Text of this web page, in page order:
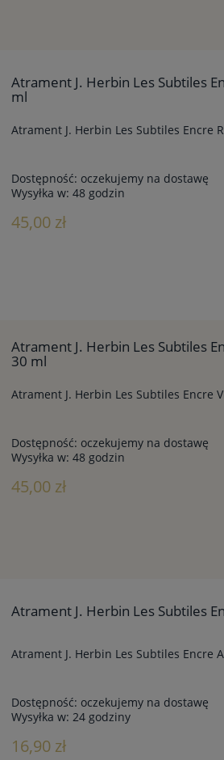
Atrament J. Herbin Les Subtiles
ml
Atrament J. Herbin Les Subtiles Encre
Dostępność: oczekujemy na dostawę
Wysyłka w: 48 godzin
45,00 zł
Atrament J. Herbin Les Subtiles
30 ml
Atrament J. Herbin Les Subtiles Encre
Dostępność: oczekujemy na dostawę
Wysyłka w: 48 godzin
45,00 zł
Atrament J. Herbin Les Subtiles
Atrament J. Herbin Les Subtiles Encre
Dostępność: oczekujemy na dostawę
Wysyłka w: 24 godziny
16,90 zł